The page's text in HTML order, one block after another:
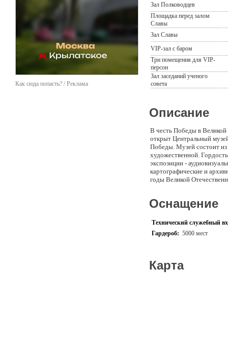
Как сюда попасть? / Реклама
Зал Полководцев
Площадка перед залом
Славы
Зал Славы
VIP-зал с баром
Три помещения для VIP-
персон
Зал заседаний ученого
совета
Описание
В честь Победы в Великой
открыт Центральный
Победы. Музей состоит из
художественной.
экспозиции -
картографические и
годы Великой
многоплановость и
позволяют музею занять
Общественная
Фонды Научно-
залах музея Выездные
Оснащение
Технический служебный
Гардероб: 5000 мест
Карта